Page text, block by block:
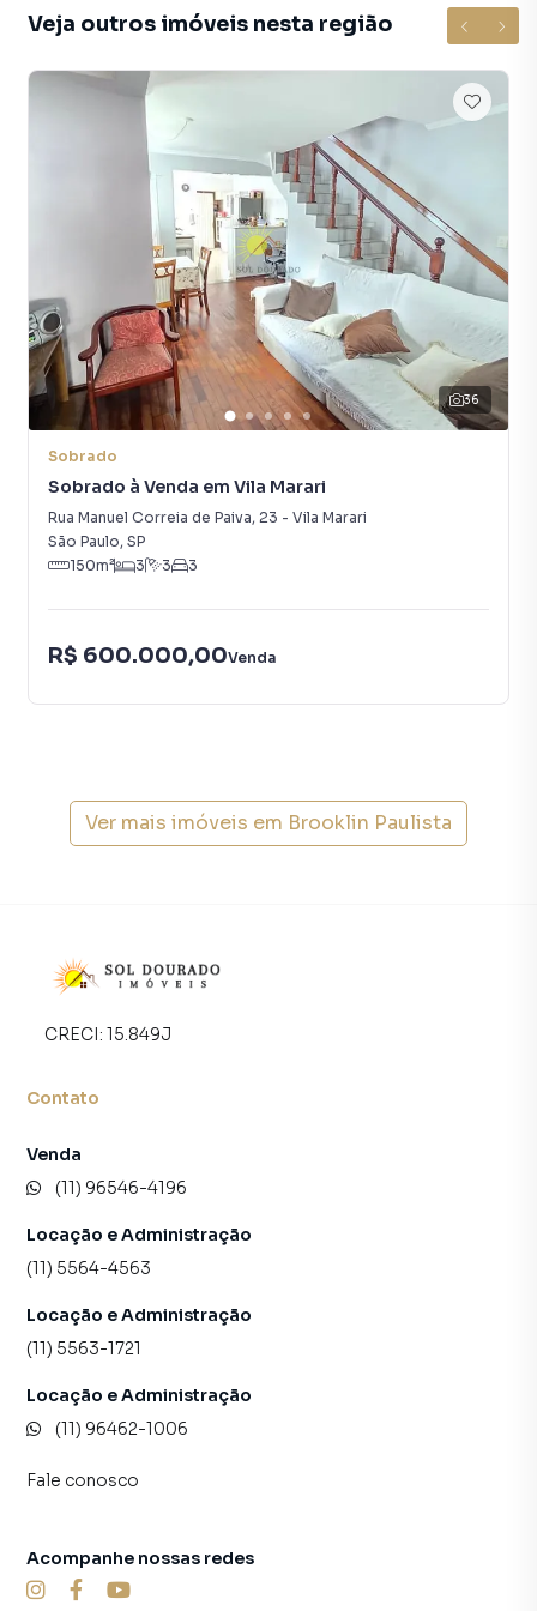
aumenta muito o número de contatos interessados e
alugar seu imóvel mais rápido. Contamos também com um
time de programadores, corretores treinados e uma
central de atendimento preparada para atender
proprietários e inquilinos.
Veja outros imóveis nesta região
36
Sobrado
Sobrado à Venda em Vila Marari
Rua Manuel Correia de Paiva, 23 - Vila Marari
São Paulo, SP
150m² 3 3 3
R$ 600.000,00Venda
Ver mais imóveis em Brooklin Paulista
CRECI: 15.849J
Contato
Venda
(11) 96546-4196
Locação e Administração
(11) 5564-4563
Locação e Administração
(11) 5563-1721
Locação e Administração
(11) 96462-1006
Fale conosco
Acompanhe nossas redes